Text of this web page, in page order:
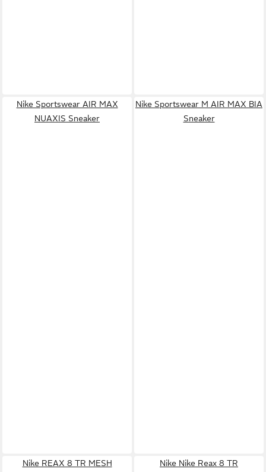
Nike Sportswear AIR MAX
NUAXIS Sneaker
Nike Sportswear M AIR MAX BIA
Sneaker
Nike REAX 8 TR MESH
Nike Nike Reax 8 TR